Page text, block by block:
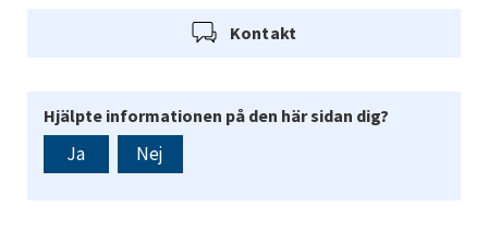
Kontakt
Hjälpte informationen på den här sidan dig?
Ja Nej